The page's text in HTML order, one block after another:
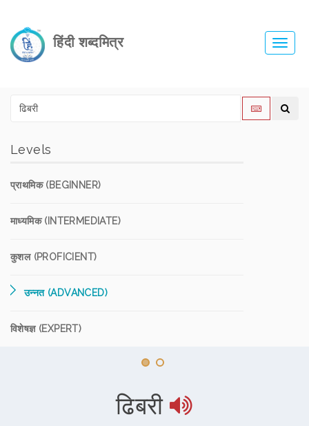
हिंदी शब्दमित्र
Levels
प्राथमिक (BEGINNER)
माध्यमिक (INTERMEDIATE)
कुशल (PROFICIENT)
उन्नत (ADVANCED)
विशेषज्ञ (EXPERT)
ढिबरी